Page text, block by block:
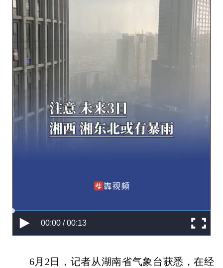
00:00 / 00:13
6月2日，记者从湖南省气象台获悉，在经